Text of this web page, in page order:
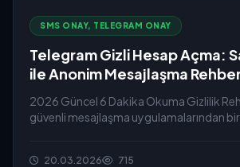
SMS ONAY, TELEGRAM ONAY
Telegram Gizli Hesap Açma:
ile Anonim Mesajlaşma
2026 Güncel 6 Dakika Okuma Gizlilik Rehberi Dünyanın en
güvenli mesajlaşma uygulamalarından biri
20.03.2026 715